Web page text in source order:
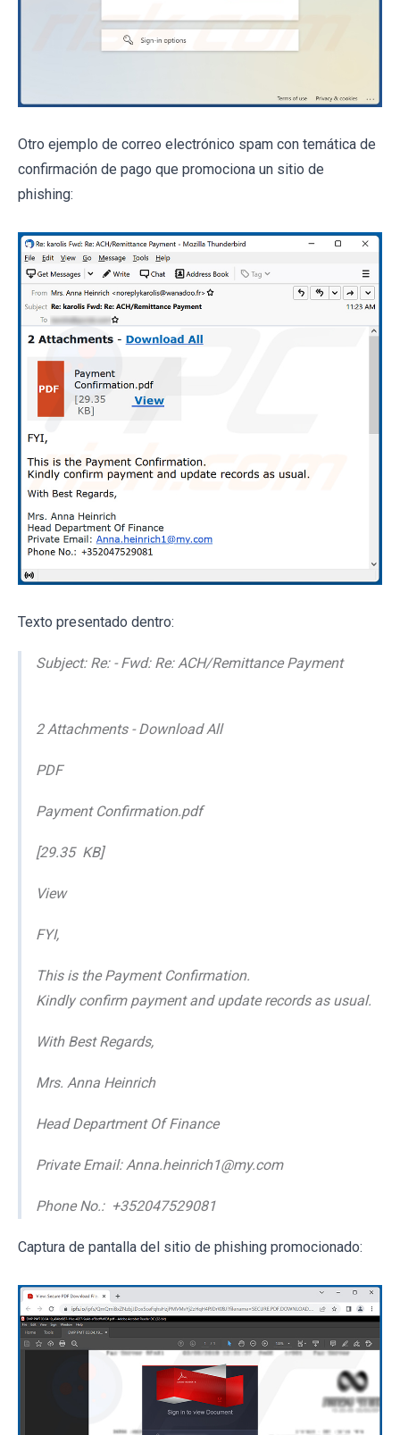
Otro ejemplo de correo electrónico spam con temática de
confirmación de pago que promociona un sitio de
phishing:
Texto presentado dentro:
Subject: Re: - Fwd: Re: ACH/Remittance Payment
2 Attachments - Download All
PDF
Payment Confirmation.pdf
[29.35 KB]
View
FYI,
This is the Payment Confirmation.
Kindly confirm payment and update records as usual.
With Best Regards,
Mrs. Anna Heinrich
Head Department Of Finance
Private Email: Anna.heinrich1@my.com
Phone No.: +352047529081
Captura de pantalla del sitio de phishing promocionado: